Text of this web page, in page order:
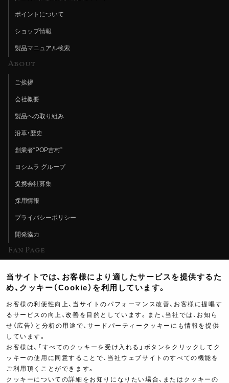
ポイントについて
ショップ情報
製品マニュアル検索
About
ご挨拶
会社概要
製品への取り組み
沿革・歴史
創業者“POP吉村”
ヨシムラ グループ
提携会社募集
採用情報
プライバシーポリシー
開発協力
Fan Page
ヨシムラTV
イベント情報
イベントスケジュール
ツーリングブレイクタイム
製品ポスター
当サイトでは、お客様により適したサービスを提供するた
め、クッキー（Cookie）を利用しています。
お客様の利便性向上、当サイトのパフォーマンス改善、お客様に提唱す
るサービスの向上、改善を目的としています。また、当社では、お知ら
せ（広告）と分析の用途で、サードパーティークッキーにも情報を提供
しています。
お客様は、「すべてのクッキーを受け入れる」ボタンをクリックしてク
ッキーの使用に同意することで、当社ウェブサイトのすべての機能を
ご利用頂くことができます。
クッキーについての詳細をお知りになりたい場合、またはクッキーの